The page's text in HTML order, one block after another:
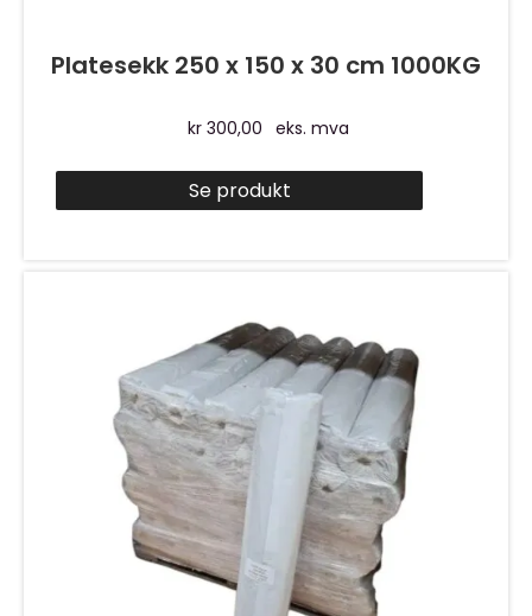
Platesekk 250 x 150 x 30 cm 1000KG
kr 300,00 eks. mva
Se produkt